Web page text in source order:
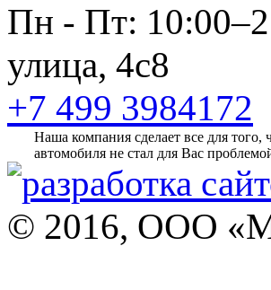
Пн - Пт:
улица, 4с8
+7 499 3984172
Наша компания сделает все для того,
автомобиля не стал для Вас
© 2016, ООО